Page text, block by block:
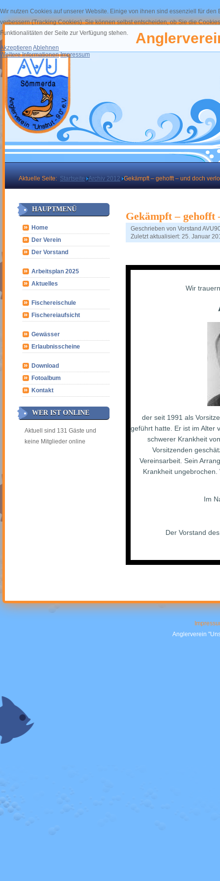
Aktuelle Seite: Startseite Archiv 2012 Gekämpft – gehofft – und doch
HAUPTMENÜ
Home
Der Verein
Der Vorstand
Arbeitsplan 2025
Aktuelles
Fischereischule
Fischereiaufsicht
Gewässer
Erlaubnisscheine
Download
Fotoalbum
Kontakt
WER IST ONLINE
Aktuell sind 131 Gäste und
keine Mitglieder online
Gekämpft – gehofft
Geschrieben von Vorstand
Zuletzt aktualisiert: 25. Januar
Wir
der seit 1991 als
geführt hatte. Er ist im Alter
schwerer Krankheit
Vorsitzenden
Vereinsarbeit. Sein
Krankheit
Im
Der Vorstand
Anglerverein
Wir nutzen Cookies auf unserer Website. Einige von ihnen sind essenziell für
verbessern (Tracking Cookies). Sie können selbst entscheiden, ob Sie die
Funktionalitäten der Seite zur Verfügung stehen.
Akzeptieren Ablehnen
Weitere Informationen Impressum